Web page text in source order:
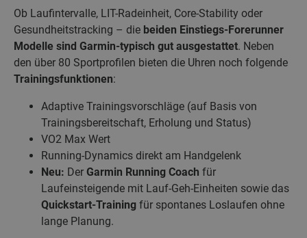
Ob Laufintervalle, LIT-Radeinheit, Core-Stability oder
Gesundheitstracking – die beiden Einstiegs-Forerunner
Modelle sind Garmin-typisch gut ausgestattet. Neben
den über 80 Sportprofilen bieten die Uhren noch folgende
Trainingsfunktionen:
Adaptive Trainingsvorschläge (auf Basis von
Trainingsbereitschaft, Erholung und Status)
VO2 Max Wert
Running-Dynamics direkt am Handgelenk
Neu: Der Garmin Running Coach für
Laufeinsteigende mit Lauf-Geh-Einheiten sowie das
Quickstart-Training für spontanes Loslaufen ohne
lange Planung.